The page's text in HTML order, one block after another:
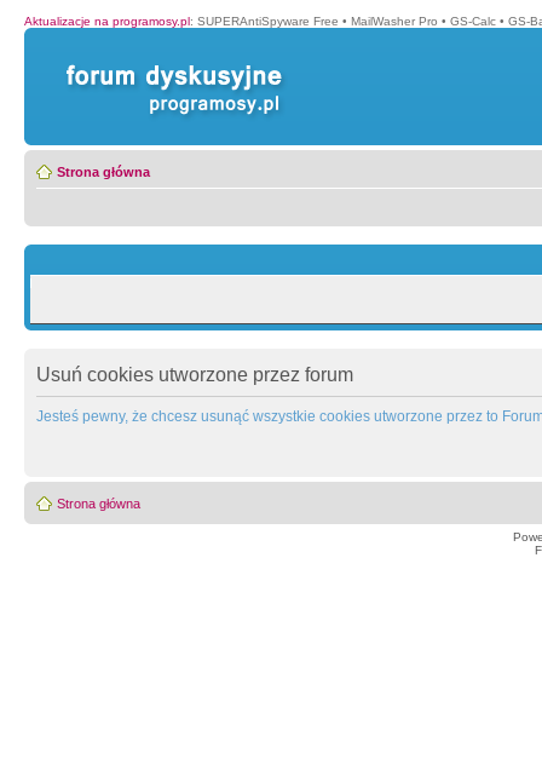
Aktualizacje na programosy.pl: SUPERAntiSpyware Free • MailWasher Pro • GS-Calc • GS-
Strona główna
Usuń cookies utworzone przez forum
Jesteś pewny, że chcesz usunąć wszystkie cookies utworzone przez to
Strona główna